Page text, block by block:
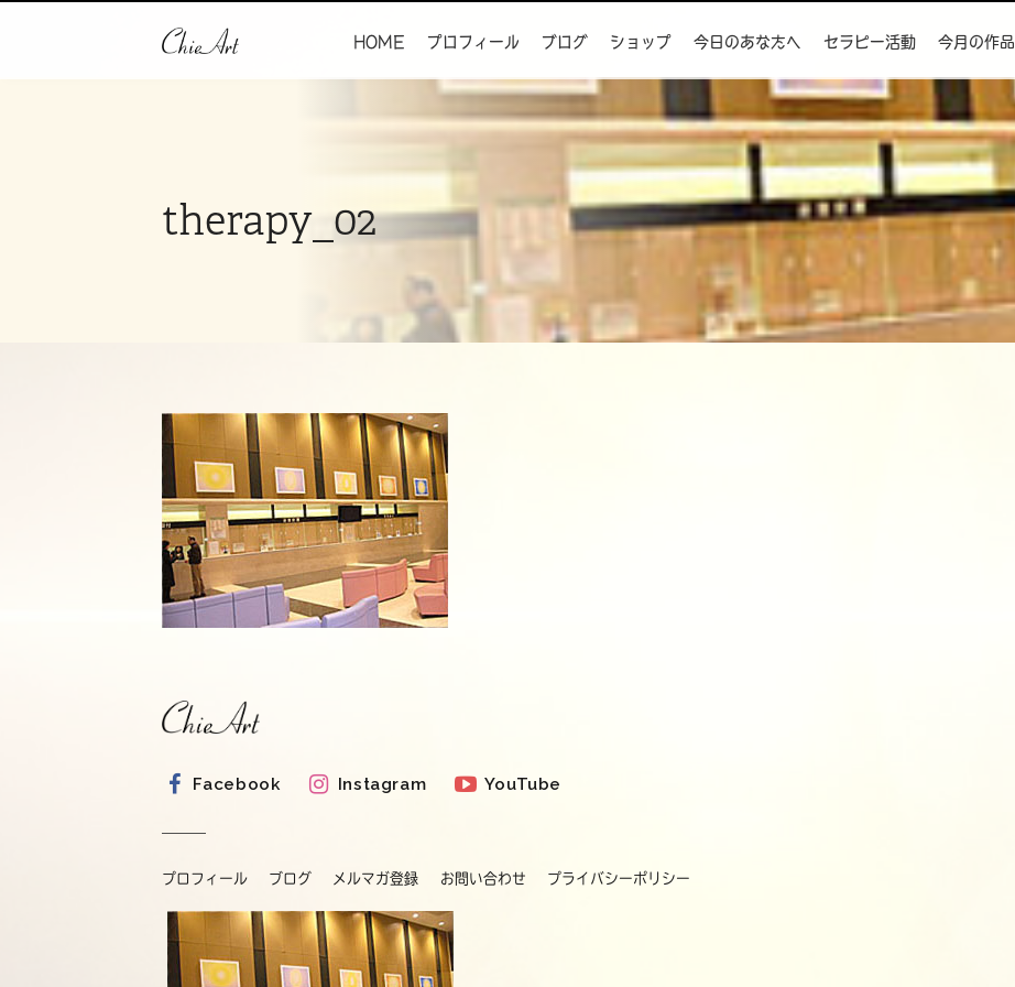
HOME プロフィール ブログ ショップ 今日のあなたへ セラピー活動 今月の作品
therapy_02
Facebook Instagram YouTube
プロフィール ブログ メルマガ登録 お問い合わせ プライバシーポリシー